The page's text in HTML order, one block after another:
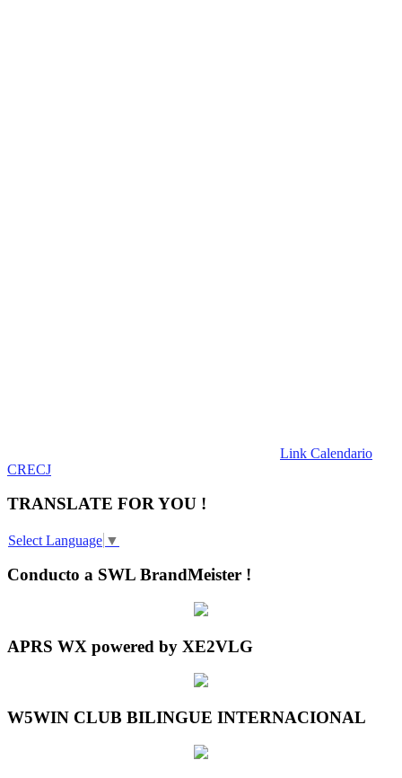
Link Calendario
CRECJ
TRANSLATE FOR YOU !
Select Language ▼
Conducto a SWL BrandMeister !
APRS WX powered by XE2VLG
W5WIN CLUB BILINGUE INTERNACIONAL